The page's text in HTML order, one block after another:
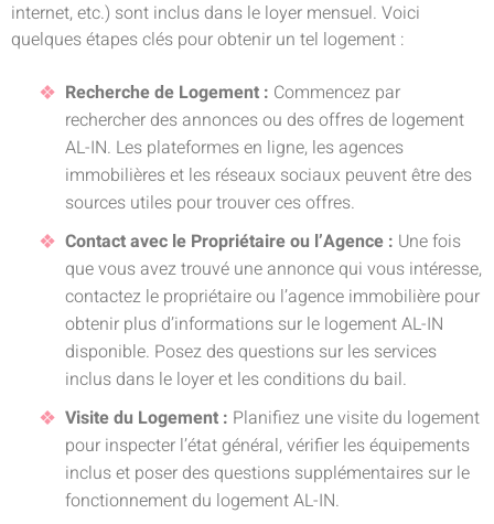
internet, etc.) sont inclus dans le loyer mensuel. Voici
quelques étapes clés pour obtenir un tel logement :
Recherche de Logement : Commencez par
rechercher des annonces ou des offres de logement
AL-IN. Les plateformes en ligne, les agences
immobilières et les réseaux sociaux peuvent être des
sources utiles pour trouver ces offres.
Contact avec le Propriétaire ou l’Agence : Une fois
que vous avez trouvé une annonce qui vous intéresse,
contactez le propriétaire ou l’agence immobilière pour
obtenir plus d’informations sur le logement AL-IN
disponible. Posez des questions sur les services
inclus dans le loyer et les conditions du bail.
Visite du Logement : Planifiez une visite du logement
pour inspecter l’état général, vérifier les équipements
inclus et poser des questions supplémentaires sur le
fonctionnement du logement AL-IN.